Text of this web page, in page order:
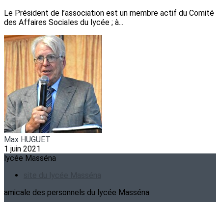
Le Président de l’association est un membre actif du Comité
des Affaires Sociales du lycée ; à...
Max HUGUET
1 juin 2021
lycée Masséna
amicale des personnels du lycée Masséna